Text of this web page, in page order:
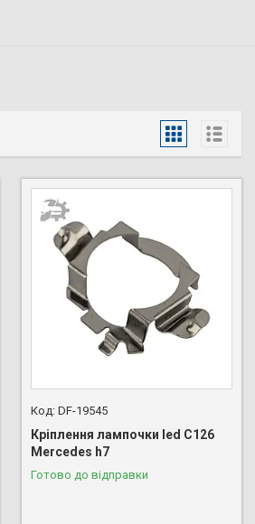
DF-19545
Кріплення лампочки led C126
Mercedes h7
Готово до відправки